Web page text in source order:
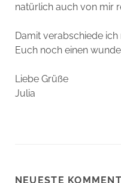
natürlich auch von mir
Damit verabschiede
Euch noch einen
Liebe Grüße
Julia
NEUESTE